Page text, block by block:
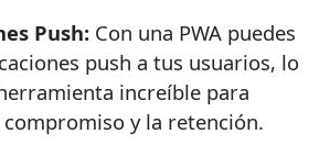
Push: Con una PWA puedes
push a tus usuarios, lo
increíble para
y la retención.